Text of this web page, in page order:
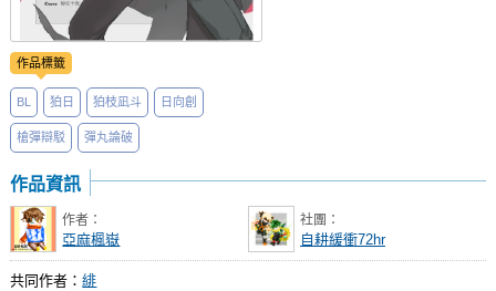
作品標籤
BL 狛日 狛枝凪斗 日向創
槍彈辯駁 彈丸論破
作品資訊
作者：
亞麻楓嶽
社團：
自耕緩衝72hr
共同作者：緋